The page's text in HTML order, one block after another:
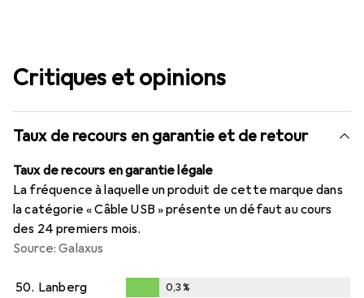
Critiques et opinions
Taux de recours en garantie et de retour
Taux de recours en garantie légale
La fréquence à laquelle un produit de cette marque dans
la catégorie « Câble USB » présente un défaut au cours
des 24 premiers mois.
Source: Galaxus
50. Lanberg 0,3%